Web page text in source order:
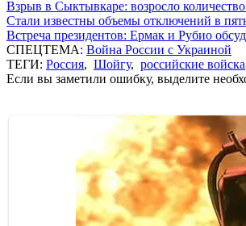
Взрыв в Сыктывкаре: возросло
Стали известны объемы отключений в
Встреча президентов: Ермак и Рубио
СПЕЦТЕМА: Война России с Украиной
ТЕГИ: Россия, Шойгу, российские войска
Если вы заметили ошибку, выделите